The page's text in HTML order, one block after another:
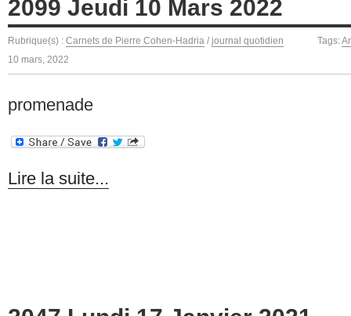
2099 Jeudi 10 Mars 2022
Rubrique(s) : Carnets de Pierre Cohen-Hadria / journal quotidien Tags:
10 mars, 2022
promenade
Lire la suite...